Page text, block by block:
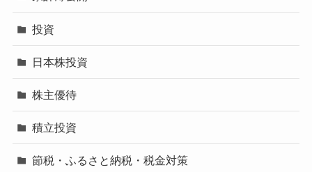
投資
日本株投資
株主優待
積立投資
節税・ふるさと納税・税金対策